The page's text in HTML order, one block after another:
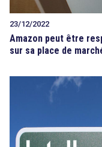
23/12/2022
Amazon peut être
sur sa place de